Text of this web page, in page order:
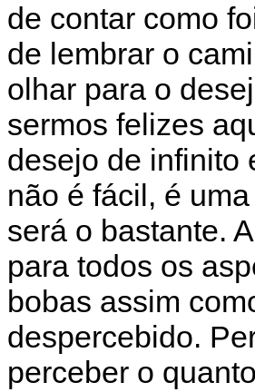
de contar como
de lembrar o
olhar para o
sermos felizes
desejo de infinito
não é fácil, é
será o bastante.
para todos os
bobas assim
despercebido.
perceber o